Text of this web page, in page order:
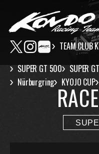
TEAM CLUB
SUPER GT 500 SUPER
Nürburgring
KYOJO CUP